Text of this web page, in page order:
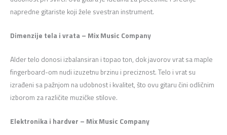
napredne gitariste koji žele svestran instrument.
Dimenzije tela i vrata – Mix Music Company
Alder telo donosi izbalansiran i topao ton, dok javorov vrat sa maple
fingerboard-om nudi izuzetnu brzinu i preciznost. Telo i vrat su
izrađeni sa pažnjom na udobnost i kvalitet, što ovu gitaru čini odličnim
izborom za različite muzičke stilove.
Elektronika i hardver – Mix Music Company